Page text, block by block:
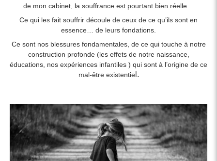
de mon cabinet, la souffrance est pourtant bien réelle…
Ce qui les fait souffrir découle de ceux de ce qu’ils sont en
essence… de leurs fondations.
Ce sont nos blessures fondamentales, de ce qui touche à notre
construction profonde (les effets de notre naissance,
éducations, nos expériences infantiles ) qui sont à l’origine de ce
mal-être existentiel.